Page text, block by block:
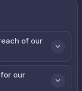
of our
our